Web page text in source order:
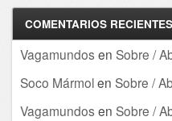
COMENTARIOS RECIENTES
Vagamundos en Sobre /
Soco Mármolen Sobre /
Vagamundos en Sobre /